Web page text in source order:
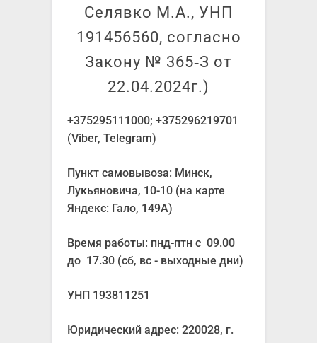
Селявко М.А., УНП
191456560, согласно
Закону № 365‑З от
22.04.2024г.)
+375295111000; +375296219701
(Viber, Telegram)
Пункт самовывоза: Минск,
Лукьяновича, 10-10 (на карте
Яндекс: Гало, 149А)
Время работы: пнд-птн с 09.00
до 17.30 (сб, вс - выходные дни)
УНП 193811251
Юридический адрес: 220028, г.